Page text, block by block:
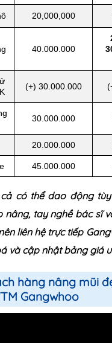
20,000,000
40.000.000
(+) 30.000.000
30.000.000
20.000.000
45.000.000
cả có thể dao động
nâng, tay nghề bác sĩ
liên hệ trực tiếp
và cập nhật bảng giá
hàng nâng mũi
Gangwhoo